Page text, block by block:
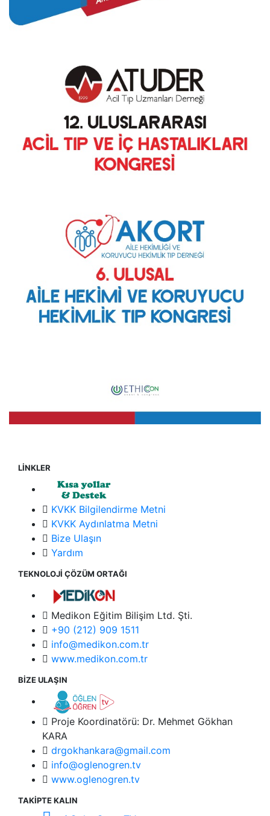
LİNKLER
KVKK Bilgilendirme Metni
KVKK Aydınlatma Metni
Bize Ulaşın
Yardım
TEKNOLOJİ ÇÖZÜM ORTAĞI
Medikon Eğitim Bilişim Ltd. Şti.
+90 (212) 909 1511
info@medikon.com.tr
www.medikon.com.tr
BİZE ULAŞIN
Proje Koordinatörü: Dr. Mehmet Gökhan
KARA
drgokhankara@gmail.com
info@oglenogren.tv
www.oglenogren.tv
TAKİPTE KALIN